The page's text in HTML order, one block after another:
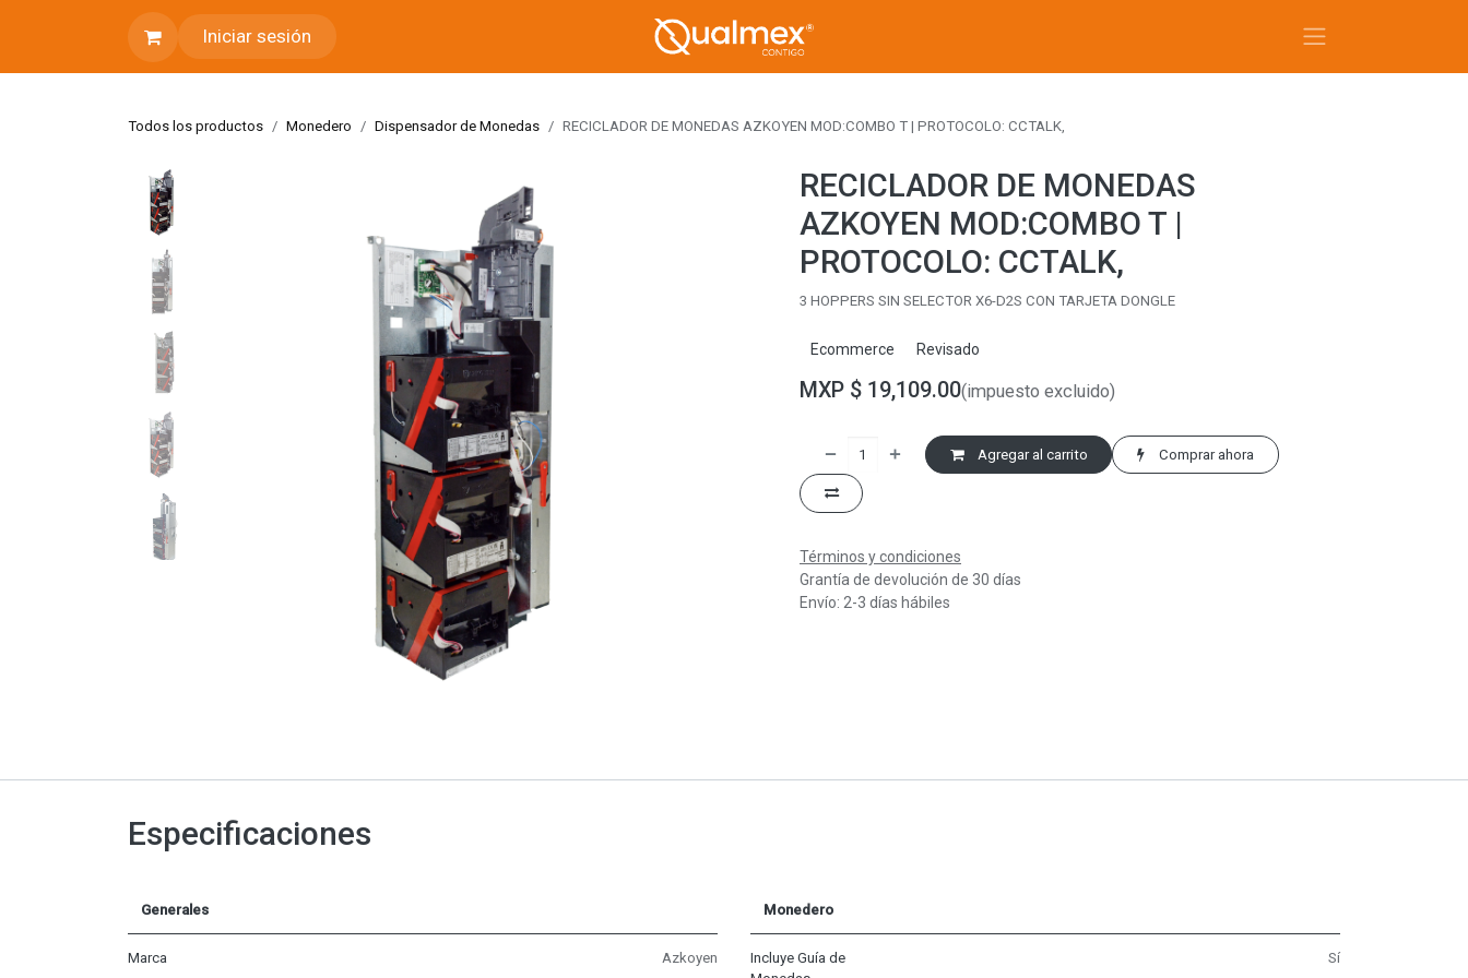
Iniciar sesión
Todos los productos Monedero Dispensador de Monedas RECICLADOR DE MONEDAS AZKOYEN MOD:COMBO T | PROTOCOLO: CCTALK,
RECICLADOR DE MONEDAS
AZKOYEN MOD:COMBO T |
PROTOCOLO: CCTALK,
3 HOPPERS SIN SELECTOR X6-D2S CON TARJETA DONGLE
Ecommerce Revisado
MXP $ 19,109.00(impuesto excluido)
Agregar al carrito Comprar ahora
Términos y condiciones
Grantía de devolución de 30 días
Envío: 2-3 días hábiles
Especificaciones
Generales
Marca Azkoyen
Monedero
Incluye Guía de
Sí